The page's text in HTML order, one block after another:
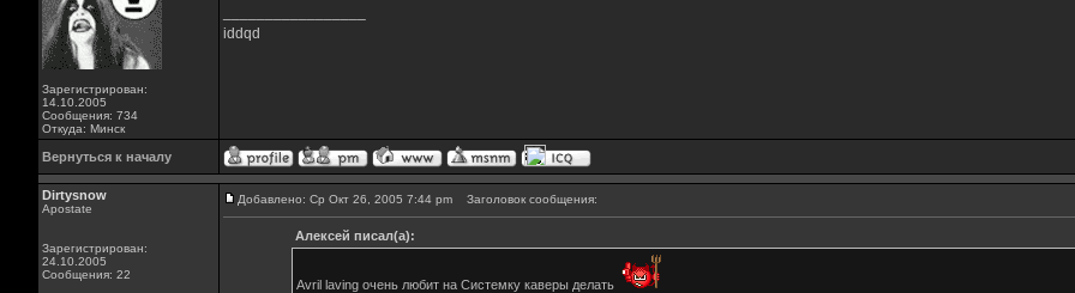
Зарегистрирован:
14.10.2005
Сообщения: 734
Откуда: Минск
iddqd
Вернуться к началу
Dirtysnow
Apostate
Зарегистрирован:
24.10.2005
Сообщения: 22
Добавлено: Ср Окт 26, 2005 7:44 pm Заголовок сообщения:
Алексей писал(а):
Avril laving очень любит на Системку каверы делать